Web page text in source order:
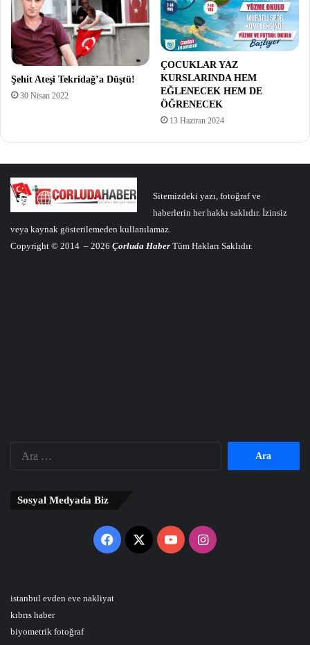
Şehit Ateşi Tekridağ’a Düştü!
30 Nisan 2022
ÇOCUKLAR YAZ
KURSLARINDA HEM
EĞLENECEK HEM DE
ÖĞRENECEK
13 Haziran 2024
Sitemizdeki yazı, fotoğraf ve
haberlerin her hakkı saklıdır. İzinsiz
veya kaynak gösterilemeden kullanılamaz.
Copyright © 2014 – 2026 Çorluda Haber Tüm Hakları Saklıdır.
Sosyal Medyada Biz
Facebook
X YouTubeInstagram
istanbul evden eve nakliyat
kıbrıs haber
biyometrik fotoğraf